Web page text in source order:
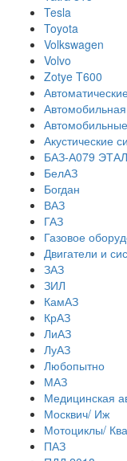
Tesla
Toyota
Volkswagen
Volvo
Zotye T600
Акустические
БАЗ-А079
БелАЗ
Богдан
ВАЗ
ГАЗ
Газовое
Двигатели и
ЗАЗ
ЗИЛ
КамАЗ
КрАЗ
ЛиАЗ
ЛуАЗ
Любопытно
МАЗ
Медицинская
Москвич/ Иж
Мотоциклы/
ПАЗ